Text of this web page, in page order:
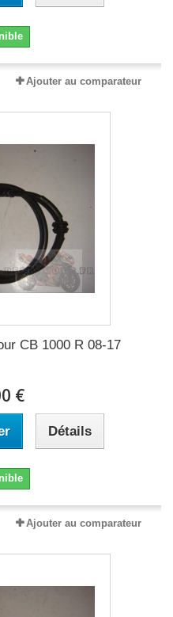
Ajouter au comparateur
CB 1000 R 08-17
€
Détails
Ajouter au comparateur